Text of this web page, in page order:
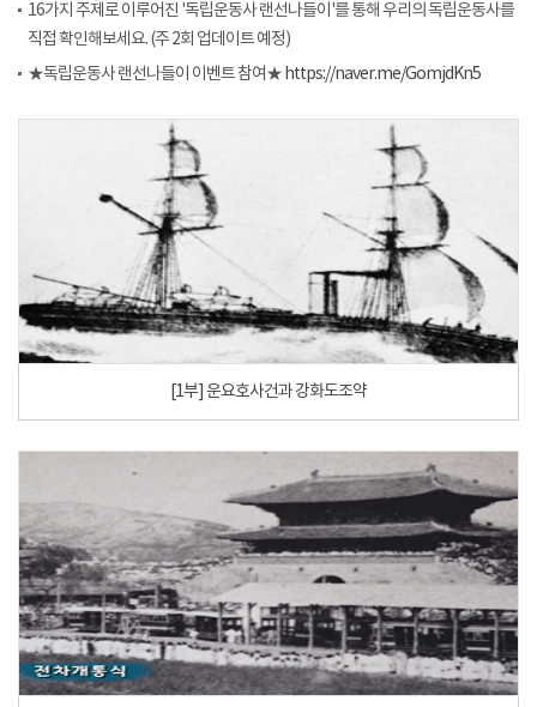
16가지 주제로 이루어진 '독립운동사 랜선나들이'를 통해 우리의 독립운동사를
직접 확인해보세요. (주 2회 업데이트 예정)
★독립운동사 랜선나들이 이벤트 참여★ https://naver.me/GomjdKn5
[1부] 운요호사건과 강화도조약